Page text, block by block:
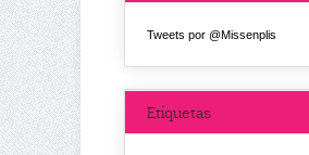
Tweets por @Missenplis
Etiquetas